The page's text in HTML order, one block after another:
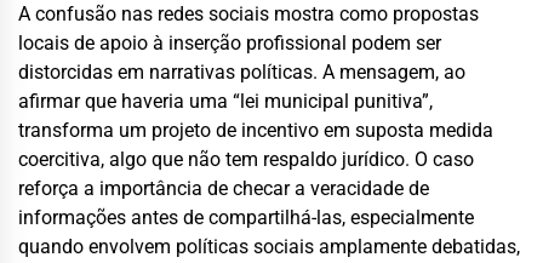
A confusão nas redes sociais mostra como propostas
locais de apoio à inserção profissional podem ser
distorcidas em narrativas políticas. A mensagem, ao
afirmar que haveria uma “lei municipal punitiva”,
transforma um projeto de incentivo em suposta medida
coercitiva, algo que não tem respaldo jurídico. O caso
reforça a importância de checar a veracidade de
informações antes de compartilhá-las, especialmente
quando envolvem políticas sociais amplamente debatidas,